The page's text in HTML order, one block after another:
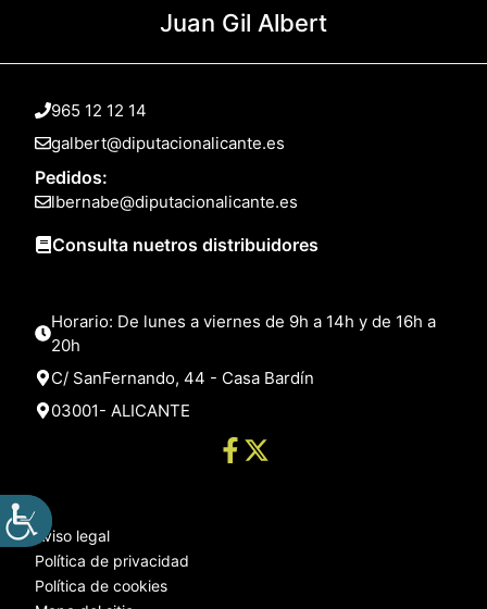
Juan Gil Albert
965 12 12 14
galbert@diputacionalicante.es
Pedidos:
lbernabe@diputacionalicante.es
Consulta nuetros distribuidores
Horario: De lunes a viernes de 9h a 14h y de 16h a
20h
C/ SanFernando, 44 - Casa Bardín
03001- ALICANTE
Aviso legal
Política de privacidad
Política de cookies